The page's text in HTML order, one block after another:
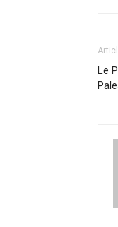
Le